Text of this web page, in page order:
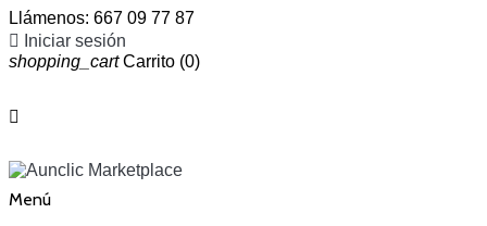
Llámenos: 667 09 77 87

Iniciar sesión
shopping_cart Carrito (0)

Menú